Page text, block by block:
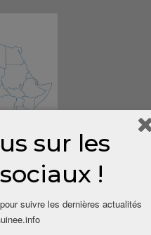
sur les
!
suivre les dernières actualités